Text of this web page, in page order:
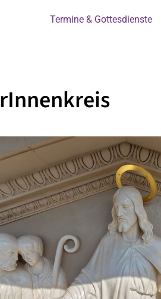
Termine & Gottesdienste